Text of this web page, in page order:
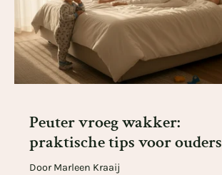
Peuter vroeg wakker:
praktische tips voor ouders
Door Marleen Kraaij